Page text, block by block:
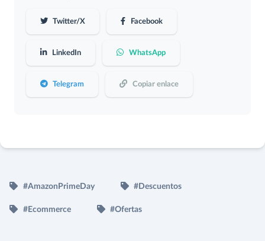
Twitter/X Facebook
LinkedIn WhatsApp
Telegram Copiar enlace
#AmazonPrimeDay #Descuentos
#Ecommerce #Ofertas